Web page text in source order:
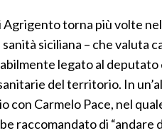
Agrigento torna più volte
siciliana – che valuta
legato al
del territorio. In
con Carmelo Pace, nel
raccomandato di “andare